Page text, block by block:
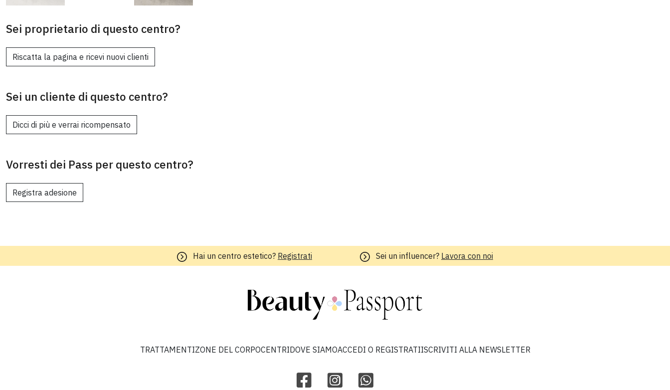
Sei proprietario di questo centro?
Riscatta la pagina e ricevi nuovi clienti
Sei un cliente di questo centro?
Dicci di più e verrai ricompensato
Vorresti dei Pass per questo centro?
Registra adesione
Hai un centro estetico? Registrati Sei un influencer? Lavora con noi
TRATTAMENTIZONE DEL CORPOCENTRIDOVE SIAMOACCEDI O REGISTRATIISCRIVITI ALLA NEWSLETTER